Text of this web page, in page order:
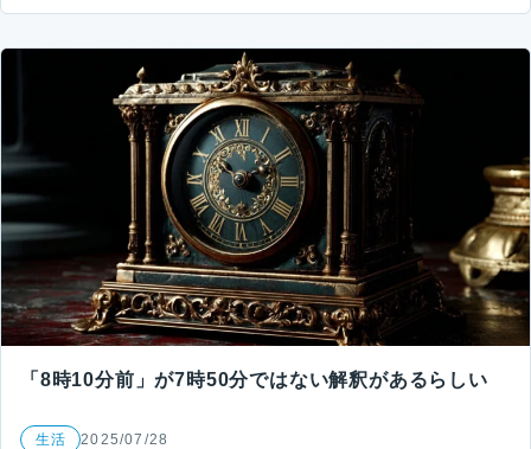
「8時10分前」が7時50分ではない解釈があるらしい
生活 2025/07/28